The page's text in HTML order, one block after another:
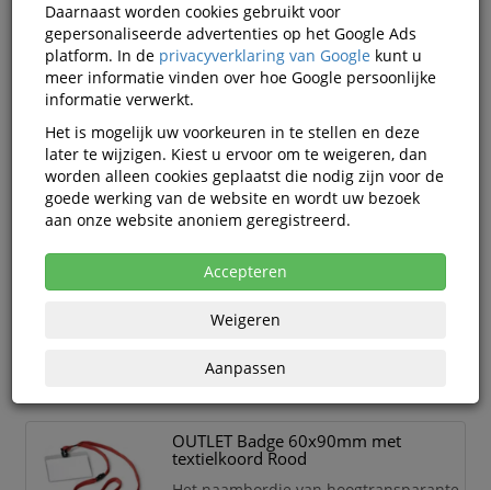
filter
Outlet
DiscountOffice.nl Outlet
Het betreft hier de laatste stuks van een aantal
artikelen in ons magazijn.
Zowel voor de prijs als leverbaarheid geldt OP=OP!
Uiteraard blijven de standaard garantievoorwaarden
van toepassing.
Nieuwste
OUTLET Badge 60x90mm met
textielkoord Rood
Daarnaast worden cookies gebruikt voor
gepersonaliseerde advertenties op het Google Ads
platform. In de privacyverklaring van Google kunt u
meer informatie vinden over hoe Google persoonlijke
informatie verwerkt.
Het is mogelijk uw voorkeuren in te stellen en deze
later te wijzigen. Kiest u ervoor om te weigeren, dan
worden alleen cookies geplaatst die nodig zijn voor de
goede werking van de website en wordt uw bezoek
aan onze website anoniem geregistreerd.
Accepteren
Weigeren
Aanpassen